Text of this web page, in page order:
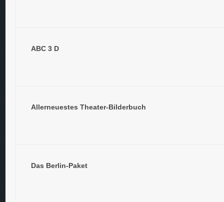
ABC 3 D
Allerneuestes Theater-Bilderbuch
Das Berlin-Paket